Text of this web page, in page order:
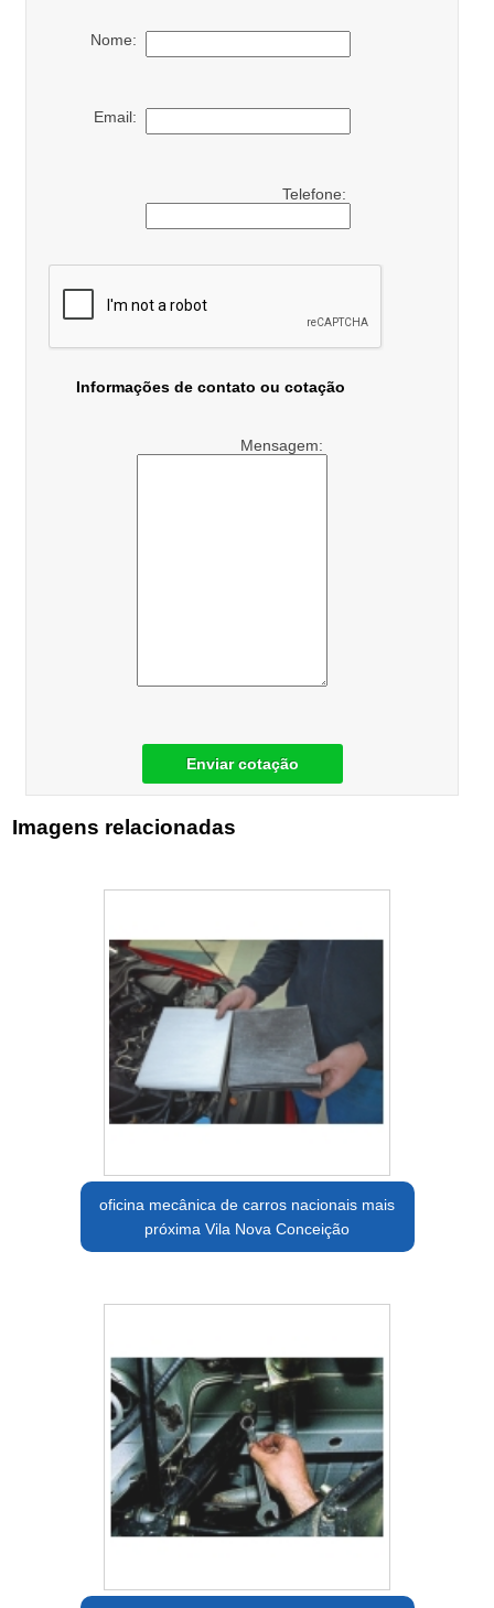
Nome:
Email:
Telefone:
Informações de contato ou cotação
Mensagem:
Enviar cotação
Imagens relacionadas
oficina mecânica de carros nacionais mais
próxima Vila Nova Conceição